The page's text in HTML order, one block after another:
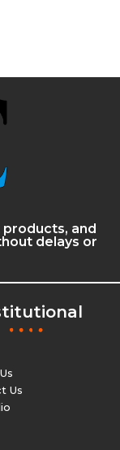
and
delays or
Us